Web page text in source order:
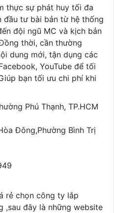
thực sự phát huy tối đa
đầu tư bài bản từ hệ thống
đội ngũ MC và kịch bản
thời, cần thường
dung mới, tận dụng các
YouTube để tối
bạn tối ưu chi phí khi
Phú Thạnh, TP.HCM
Đông,Phường Bình Trị
rẻ chọn công ty lắp
,sau đây là những website